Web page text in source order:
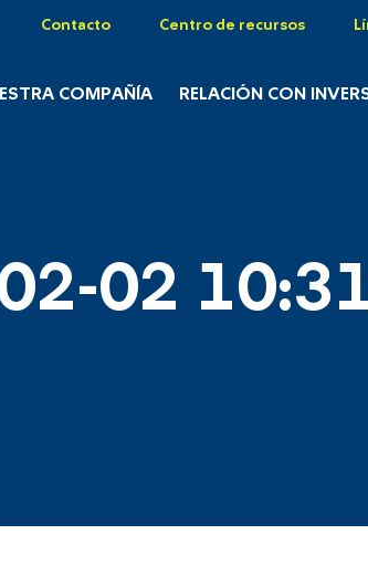
Contacto Centro de recursos
COMPAÑÍA RELACIÓN CON
02